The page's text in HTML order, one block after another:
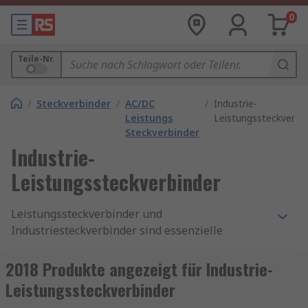
0
Teile-Nr.
/ Steckverbinder / AC/DC
Leistungs
Steckverbinder
/ Industrie-
Industrie-
Leistungssteckverbinder
Leistungssteckverbinder und
Industriesteckverbinder sind essenzielle
Energieübertragung in industriellen
Anwendungen. Sie ermöglichen eine stabile
Stromversorgung in anspruchsvollen
2018 Produkte angezeigt für Industrie-
Leistungssteckverbinder